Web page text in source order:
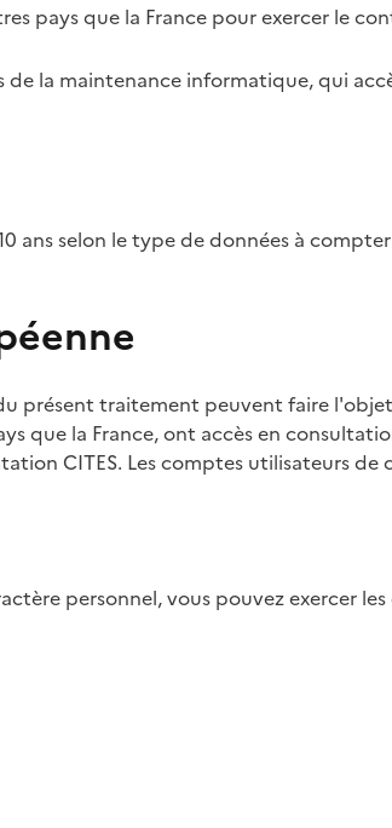
pays que la France pour exercer le
de la maintenance informatique, qui
ans selon le type de données à
présent traitement peuvent faire
que la France, ont accès en
CITES. Les comptes utilisateurs de
personnel, vous pouvez exercer